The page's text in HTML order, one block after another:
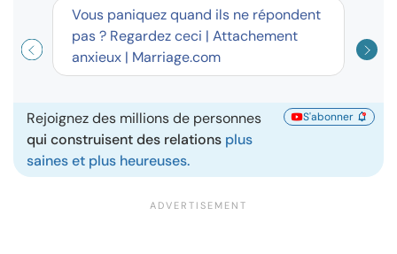
Vous paniquez quand ils ne répondent
pas ? Regardez ceci | Attachement
anxieux | Marriage.com
Rejoignez des millions de personnes
qui construisent des relations plus
saines et plus heureuses.
S'abonner